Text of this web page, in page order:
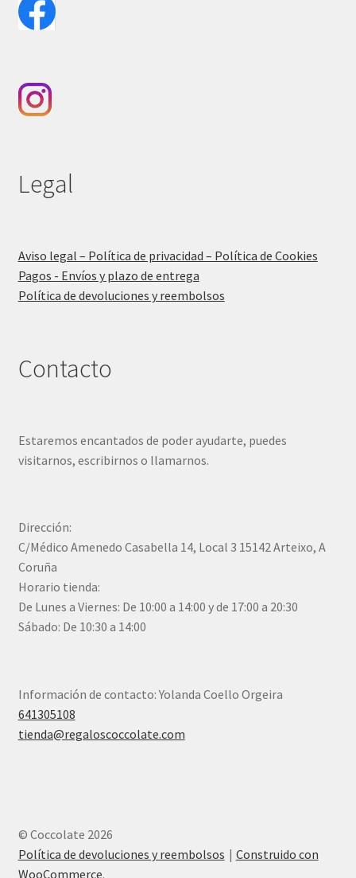
Legal
Aviso legal – Política de privacidad – Política de Cookies
Pagos - Envíos y plazo de entrega
Política de devoluciones y reembolsos
Contacto
Estaremos encantados de poder ayudarte, puedes
visitarnos, escribirnos o llamarnos.
Dirección:
C/Médico Amenedo Casabella 14, Local 3 15142 Arteixo, A
Coruña
Horario tienda:
De Lunes a Viernes: De 10:00 a 14:00 y de 17:00 a 20:30
Sábado: De 10:30 a 14:00
Información de contacto: Yolanda Coello Orgeira
641305108
tienda@regaloscoccolate.com
© Coccolate 2026
Política de devoluciones y reembolsos
Construido con
WooCommerce.